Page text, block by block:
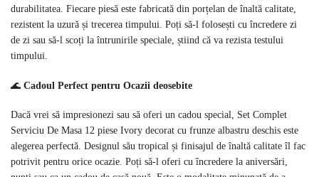
durabilitatea. Fiecare piesă este fabricată din porțelan de înaltă calitate,
rezistent la uzură și trecerea timpului. Poți să-l folosești cu încredere zi
de zi sau să-l scoți la întrunirile speciale, știind că va rezista testului
timpului.
🌊 Cadoul Perfect pentru Ocazii deosebite
Dacă vrei să impresionezi sau să oferi un cadou special, Set Complet
Serviciu De Masa 12 piese Ivory decorat cu frunze albastru deschis este
alegerea perfectă. Designul său tropical și finisajul de înaltă calitate îl fac
potrivit pentru orice ocazie. Poți să-l oferi cu încredere la aniversări,